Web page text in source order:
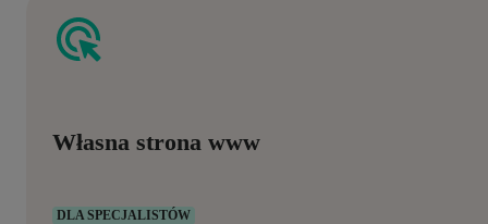
Własna strona www
DLA SPECJALISTÓW